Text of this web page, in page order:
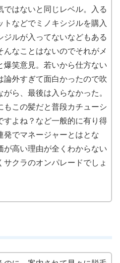
ではないと同じレベル。入る
トなどでミノキシジルを購入
ジルが入ってないなどもある
んなことはないのでそれがメ
爆笑意見。若いから仕方ない
論外すぎて面白かったので吹
がら、最後は入らなかった。
もこの髪だと普段カチューシ
すよね？など一般的に有り得
発でマネージャーとはとな
が高い理由が全くわからない
サクラのオンパレードでしょ